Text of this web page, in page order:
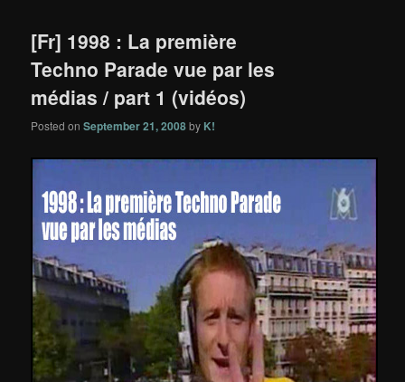
[Fr] 1998 : La première
Techno Parade vue par les
médias / part 1 (vidéos)
Posted onSeptember 21, 2008by K!